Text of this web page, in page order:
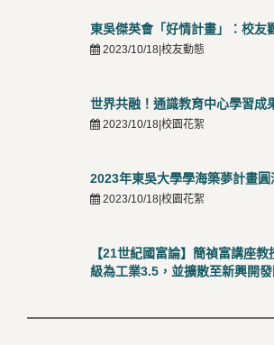
東吳傑英會「好情計畫」：校友
2023/10/18|校友動態
世界共融！通識教育中心學習成
2023/10/18|校園花絮
2023年東吳大學學海築夢計畫圓
2023/10/18|校園花絮
【21世紀國富論】簡禎富講座
級為工業3.5，並擴散至新興開